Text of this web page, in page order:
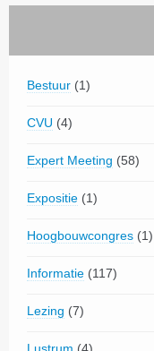
Bestuur (1)
CVU (4)
Expert Meeting (58)
Expositie (1)
Hoogbouwcongres (1)
Informatie (117)
Lezing (7)